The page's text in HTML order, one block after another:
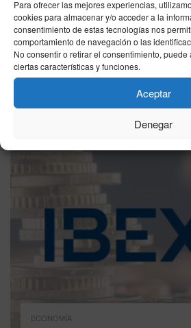
Para ofrecer las mejores experiencias,
cookies para almacenar y/o acceder a la
consentimiento de estas tecnologías nos
comportamiento de navegación o las
No consentir o retirar el consentimiento, puede
ciertas características y funciones.
Aceptar
Denegar
05/08/2026
VER MÁS
ECONOMÍA